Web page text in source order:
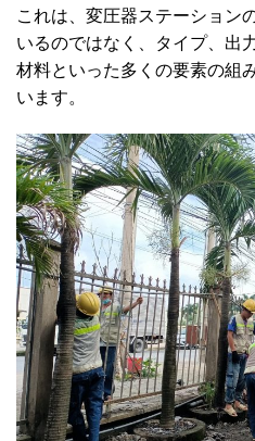
これは、変圧器ステーション
いるのではなく、タイプ、出
材料といった多くの要素の組
います。